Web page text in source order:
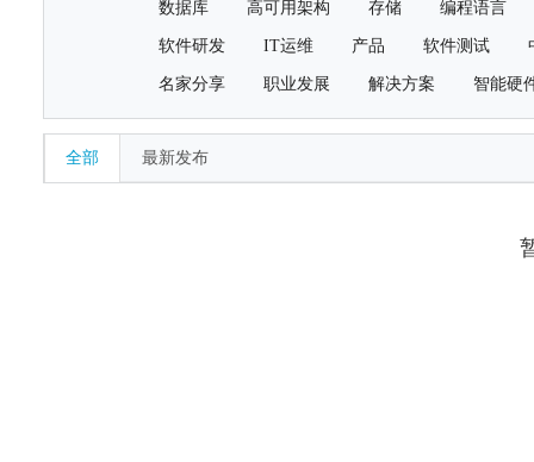
数据库 高可用架构 存储 编程语言
软件研发 IT运维 产品 软件测试
名家分享 职业发展 解决方案 智能硬
全部 最新发布